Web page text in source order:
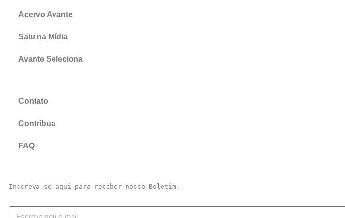
Acervo Avante
Saiu na Mídia
Avante Seleciona
Contato
Contribua
FAQ
Inscreva-se aqui para receber nosso Boletim.